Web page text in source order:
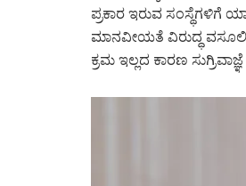
ಪ್ರಕಾರ ಇರುವ ಸಂಸ್ಥೆಗಳಿಗೆ
ಮಾನವೀಯತೆ ವಿರುದ್ಧ ವಸೂಲಿ
ಕ್ರಮ ಇಲ್ಲದ ಕಾರಣ